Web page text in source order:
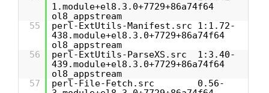
1.module+el8.3.0+7729+86a74f64
ol8_appstream
55
perl-ExtUtils-Manifest.src 1:1.72-
438.module+el8.3.0+7729+86a74f64
ol8_appstream
56
perl-ExtUtils-ParseXS.src 1:3.40-
439.module+el8.3.0+7729+86a74f64
ol8_appstream
57
perl-File-Fetch.src 0.56-